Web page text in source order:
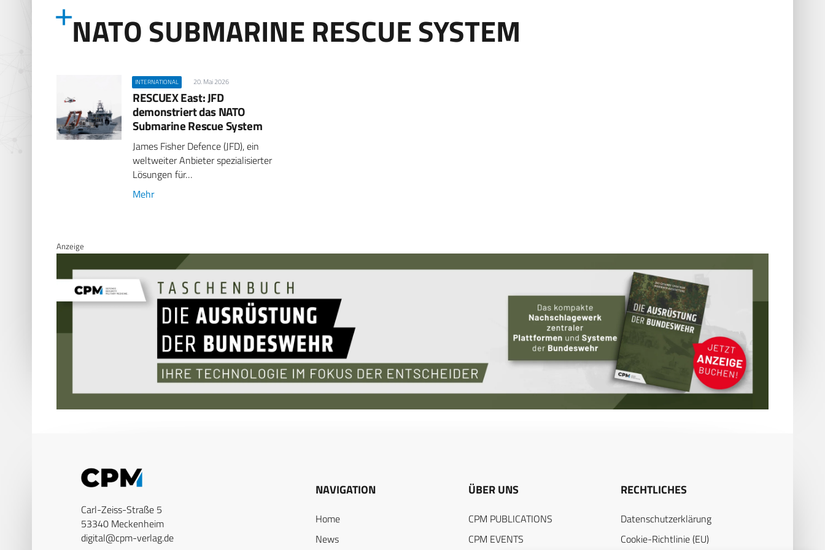
NATO SUBMARINE RESCUE SYSTEM
INTERNATIONAL 20. Mai 2026
RESCUEX East: JFD
demonstriert das NATO
Submarine Rescue System
James Fisher Defence (JFD), ein
weltweiter Anbieter spezialisierter
Lösungen für…
Mehr
Anzeige
Carl-Zeiss-Straße 5
53340 Meckenheim
digital@cpm-verlag.de
NAVIGATION
Home
News
ÜBER UNS
CPM PUBLICATIONS
CPM EVENTS
RECHTLICHES
Datenschutzerklärung
Cookie-Richtlinie (EU)